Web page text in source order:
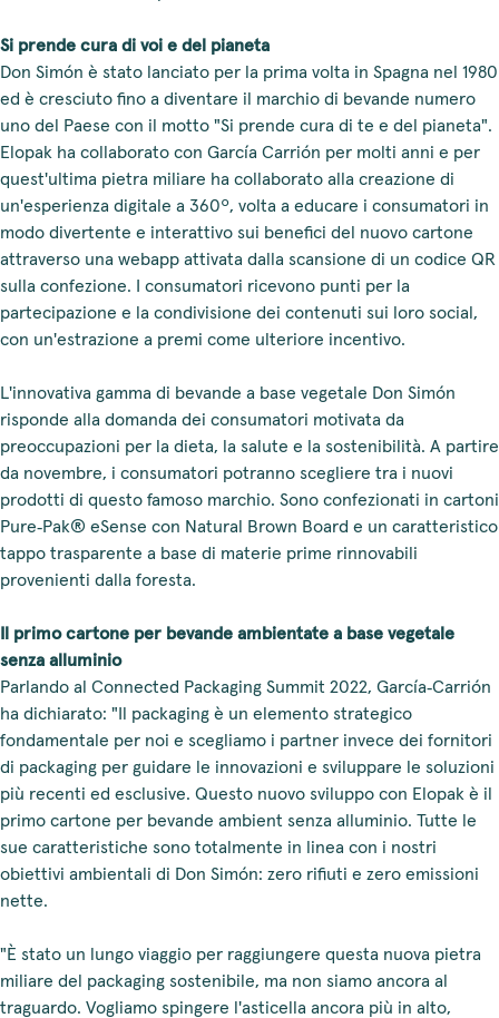
Si prende cura di voi e del pianeta
Don Simón è stato lanciato per la prima volta in Spagna nel 1980
ed è cresciuto fino a diventare il marchio di bevande numero
uno del Paese con il motto "Si prende cura di te e del pianeta".
Elopak ha collaborato con García Carrión per molti anni e per
quest'ultima pietra miliare ha collaborato alla creazione di
un'esperienza digitale a 360º, volta a educare i consumatori in
modo divertente e interattivo sui benefici del nuovo cartone
attraverso una webapp attivata dalla scansione di un codice QR
sulla confezione. I consumatori ricevono punti per la
partecipazione e la condivisione dei contenuti sui loro social,
con un'estrazione a premi come ulteriore incentivo.
L'innovativa gamma di bevande a base vegetale Don Simón
risponde alla domanda dei consumatori motivata da
preoccupazioni per la dieta, la salute e la sostenibilità. A partire
da novembre, i consumatori potranno scegliere tra i nuovi
prodotti di questo famoso marchio. Sono confezionati in cartoni
Pure‑Pak® eSense con Natural Brown Board e un caratteristico
tappo trasparente a base di materie prime rinnovabili
provenienti dalla foresta.
Il primo cartone per bevande ambientate a base vegetale
senza alluminio
Parlando al Connected Packaging Summit 2022, García‑Carrión
ha dichiarato: "Il packaging è un elemento strategico
fondamentale per noi e scegliamo i partner invece dei fornitori
di packaging per guidare le innovazioni e sviluppare le soluzioni
più recenti ed esclusive. Questo nuovo sviluppo con Elopak è il
primo cartone per bevande ambient senza alluminio. Tutte le
sue caratteristiche sono totalmente in linea con i nostri
obiettivi ambientali di Don Simón: zero rifiuti e zero emissioni
nette.
"È stato un lungo viaggio per raggiungere questa nuova pietra
miliare del packaging sostenibile, ma non siamo ancora al
traguardo. Vogliamo spingere l'asticella ancora più in alto,